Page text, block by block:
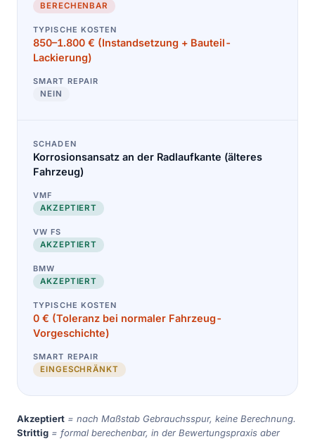
BERECHENBAR
850–1.800 € (Instandsetzung + Bauteil-
Lackierung)
NEIN
Korrosionsansatz an der Radlaufkante (älteres
Fahrzeug)
AKZEPTIERT
AKZEPTIERT
AKZEPTIERT
0 € (Toleranz bei normaler Fahrzeug-
Vorgeschichte)
EINGESCHRÄNKT
Akzeptiert = nach Maßstab Gebrauchsspur, keine Berechnung.
Strittig = formal berechenbar, in der Bewertungspraxis aber